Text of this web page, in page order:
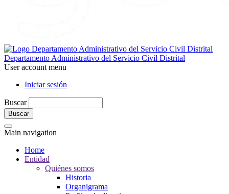
Departamento Administrativo del Servicio Civil Distrital
User account menu
Iniciar sesión
Buscar
Main navigation
Home
Entidad
Quiénes somos
Historia
Organigrama